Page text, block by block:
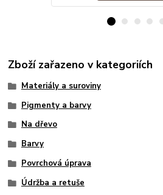
Zboží zařazeno v kategoriích
Materiály a suroviny
Pigmenty a barvy
Na dřevo
Barvy
Povrchová úprava
Údržba a retuše